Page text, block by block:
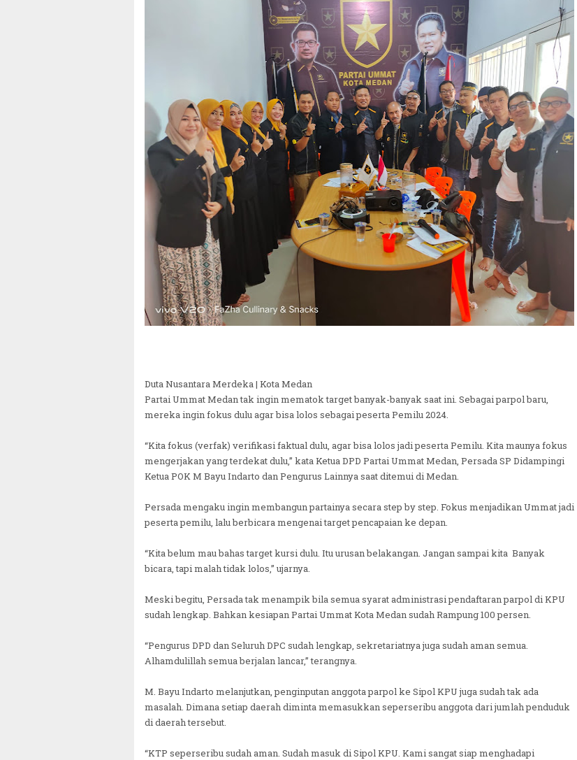
Duta Nusantara Merdeka | Kota Medan
Partai Ummat Medan tak ingin mematok target banyak-banyak saat ini. Sebagai parpol baru,
mereka ingin fokus dulu agar bisa lolos sebagai peserta Pemilu 2024.
“Kita fokus (verfak) verifikasi faktual dulu, agar bisa lolos jadi peserta Pemilu. Kita maunya fokus
mengerjakan yang terdekat dulu,” kata Ketua DPD Partai Ummat Medan, Persada SP Didampingi
Ketua POK M Bayu Indarto dan Pengurus Lainnya saat ditemui di Medan.
Persada mengaku ingin membangun partainya secara step by step. Fokus menjadikan Ummat jadi
peserta pemilu, lalu berbicara mengenai target pencapaian ke depan.
“Kita belum mau bahas target kursi dulu. Itu urusan belakangan. Jangan sampai kita Banyak
bicara, tapi malah tidak lolos,” ujarnya.
Meski begitu, Persada tak menampik bila semua syarat administrasi pendaftaran parpol di KPU
sudah lengkap. Bahkan kesiapan Partai Ummat Kota Medan sudah Rampung 100 persen.
“Pengurus DPD dan Seluruh DPC sudah lengkap, sekretariatnya juga sudah aman semua.
Alhamdulillah semua berjalan lancar,” terangnya.
M. Bayu Indarto melanjutkan, penginputan anggota parpol ke Sipol KPU juga sudah tak ada
masalah. Dimana setiap daerah diminta memasukkan seperseribu anggota dari jumlah penduduk
di daerah tersebut.
“KTP seperseribu sudah aman. Sudah masuk di Sipol KPU. Kami sangat siap menghadapi